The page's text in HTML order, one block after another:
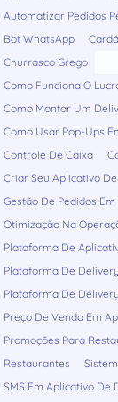
Automatizar Pedidos
Bot WhatsApp
Churrasco Grego
Como Funciona O
Como Montar Um
Como Usar Pop-Ups
Controle De Caixa
Criar Seu Aplicativo
Gestão De Pedidos
Otimização Na
Plataforma De
Plataforma De
Plataforma De
Preço De Venda Em
Promoções Para
Restaurantes
SMS Em Aplicativo De